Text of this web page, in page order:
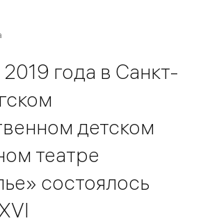
года в Санкт-
детском
театре
состоялось